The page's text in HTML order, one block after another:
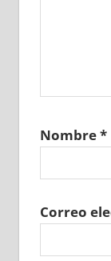
Nombre*
Correo